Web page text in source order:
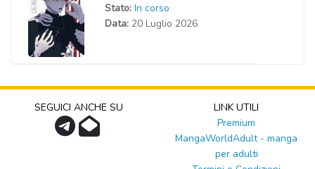
Stato: In corso
Data: 20 Luglio 2026
SEGUICI ANCHE SU
LINK UTILI
Premium
MangaWorldAdult - manga
per adulti